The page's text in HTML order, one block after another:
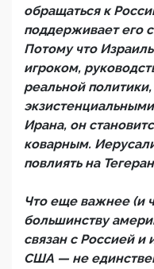
обращаться к
поддерживает его
Потому что
игроком,
реальной
Ирана, он
коварным.
повлиять на
Что еще важнее (и
большинству
связан с Россией и
США — не